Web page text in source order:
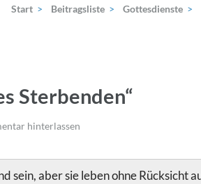
Start > Beitragsliste > Gottesdienste >
Sterbenden“
hinterlassen
sein, aber sie leben ohne Rücksicht